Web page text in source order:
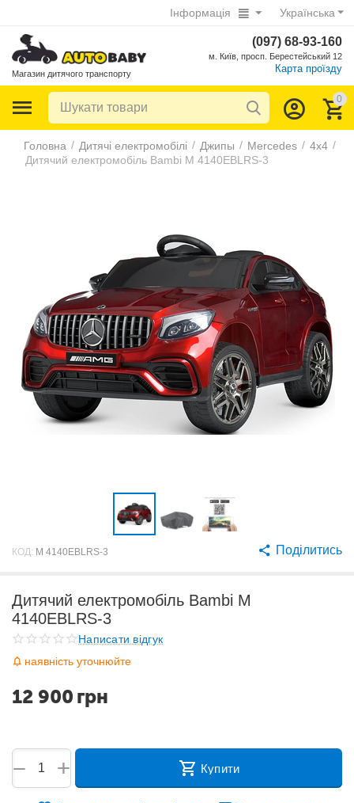
Українська
Інформація
Магазин дитячого транспорту
(097) 68-93-160
м. Київ, просп. Берестейський 12
Карта проїзду
0
Головна / Дитячі електромобілі / Джипы / Mercedes / 4х4 /
Дитячий електромобіль Bambi M 4140EBLRS-3
КОД: M 4140EBLRS-3 Поділитись
Дитячий електромобіль Bambi M
4140EBLRS-3
Написати відгук
наявність уточнюйте
12 900 грн
+
− Купити